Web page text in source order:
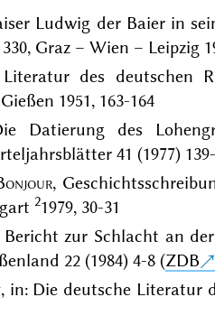
Ludwig der Baier in
Graz – Wien – Leipzig
des deutschen
1951, 163-164
Datierung des
41 (1977)
,
21979, 30-31
zur Schlacht an
22 (1984) 4-8 (ZDB
, in: Die deutsche Literatur